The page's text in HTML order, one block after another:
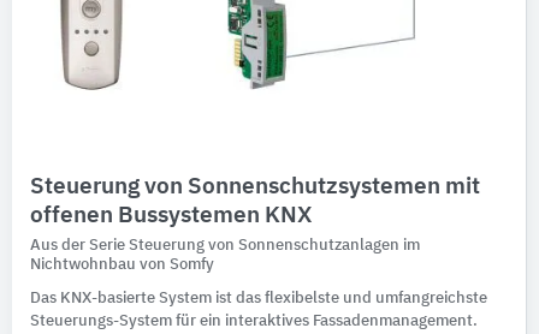
Steuerung von Sonnenschutzsystemen mit
offenen Bussystemen KNX
Aus der Serie Steuerung von Sonnenschutzanlagen im
Nichtwohnbau von Somfy
Das KNX-basierte System ist das flexibelste und umfangreichste
Steuerungs-System für ein interaktives Fassadenmanagement.